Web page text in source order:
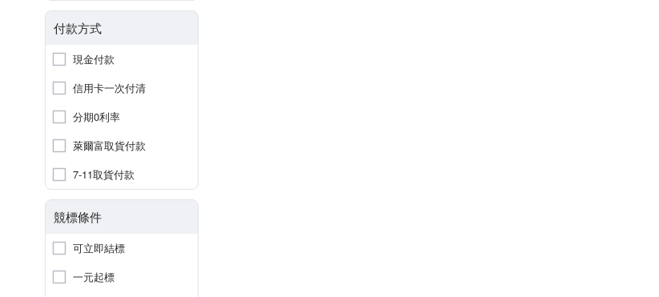
付款方式
現金付款
信用卡一次付清
分期0利率
萊爾富取貨付款
7-11取貨付款
競標條件
可立即結標
一元起標